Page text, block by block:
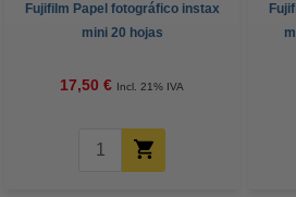
Fujifilm Papel fotográfico instax
mini 20 hojas
17,50 € Incl. 21% IVA